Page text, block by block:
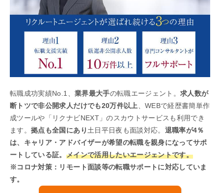
転職成功実績No.1、 業界最大手の転職エージェント。求人数が
断トツで非公開求人だけでも20万件以上
、WEBで経歴書簡単作
成ツールや「リクナビNEXT」のスカウトサービスも利用でき
ます。拠点も全国にあり 土日平日夜も面談対応。 退職率が4％
は、キャリア・アドバイザーが希望の転職を親身になってサポ
ートしている証。 メインで活用したいエージェントです。
※コロナ対策：リモート面談等の転職サポートに対応していま
す。